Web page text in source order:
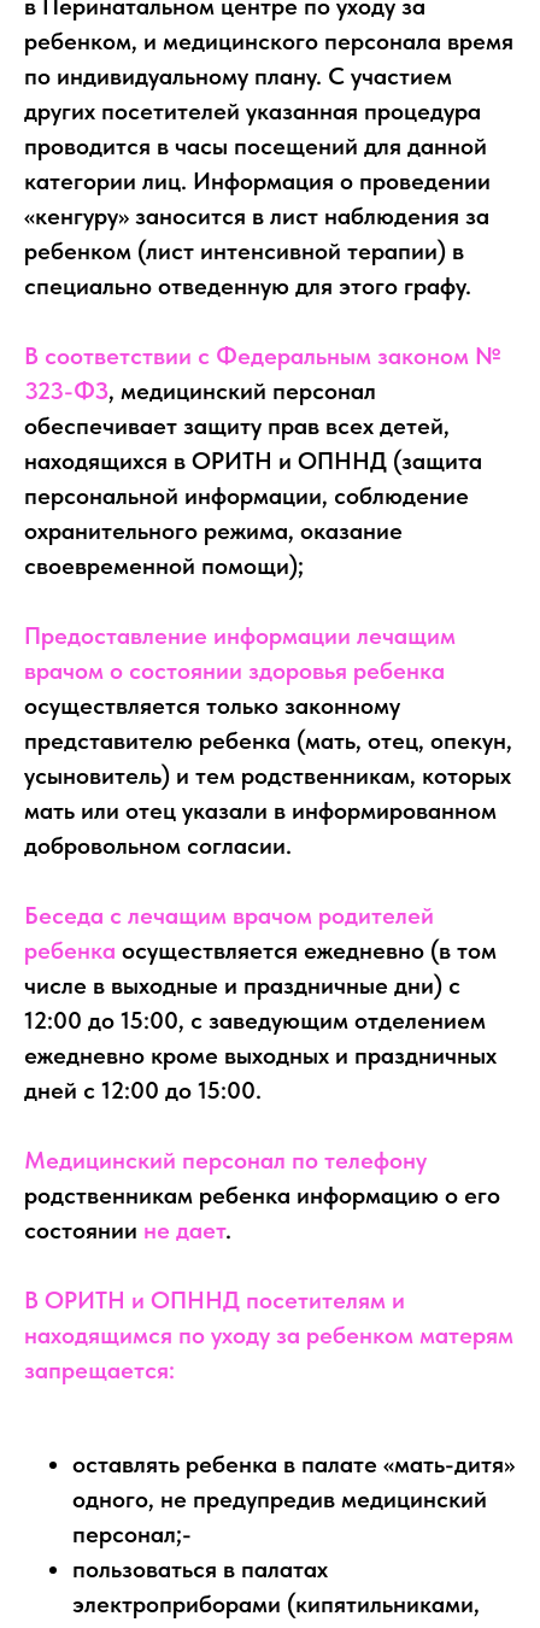
в Перинатальном центре по уходу за
ребенком, и медицинского персонала время
по индивидуальному плану. С участием
других посетителей указанная процедура
проводится в часы посещений для данной
категории лиц. Информация о проведении
«кенгуру» заносится в лист наблюдения за
ребенком (лист интенсивной терапии) в
специально отведенную для этого графу.
В соответствии с Федеральным законом №
323-ФЗ, медицинский персонал
обеспечивает защиту прав всех детей,
находящихся в ОРИТН и ОПННД (защита
персональной информации, соблюдение
охранительного режима, оказание
своевременной помощи);
Предоставление информации лечащим
врачом о состоянии здоровья ребенка
осуществляется только законному
представителю ребенка (мать, отец, опекун,
усыновитель) и тем родственникам, которых
мать или отец указали в информированном
добровольном согласии.
Беседа с лечащим врачом родителей
ребенка осуществляется ежедневно (в том
числе в выходные и праздничные дни) с
12:00 до 15:00, с заведующим отделением
ежедневно кроме выходных и праздничных
дней с 12:00 до 15:00.
Медицинский персонал по телефону
родственникам ребенка информацию о его
состоянии не дает.
В ОРИТН и ОПННД посетителям и
находящимся по уходу за ребенком матерям
запрещается:
оставлять ребенка в палате «мать-дитя»
одного, не предупредив медицинский
персонал;-
пользоваться в палатах
электроприборами (кипятильниками,